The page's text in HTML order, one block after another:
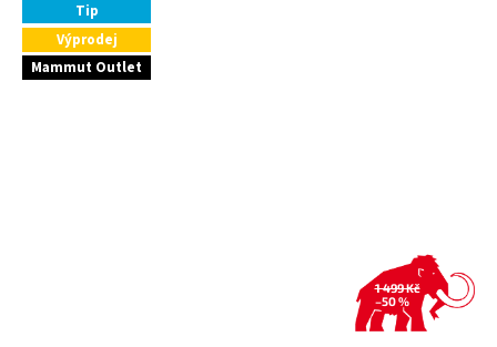
Tip
Výprodej
Mammut Outlet
1 499 Kč
–50 %